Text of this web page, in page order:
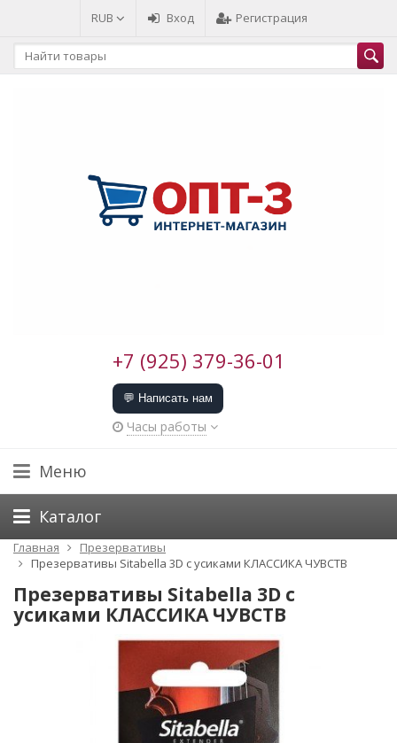
RUB Вход Регистрация
+7 (925) 379-36-01
💬 Написать нам
Часы работы
Меню
Каталог
Главная
Презервативы
Презервативы Sitabella 3D с усиками КЛАССИКА ЧУВСТВ
Презервативы Sitabella 3D с
усиками КЛАССИКА ЧУВСТВ